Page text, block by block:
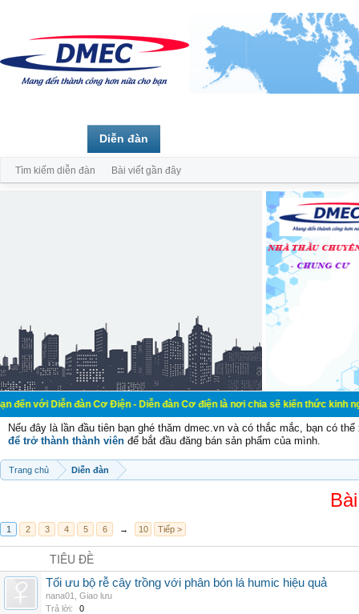
đàn Cơ Điện - Diễn đàn Cơ điện là nơi chia sẽ kiến thức kinh nghiệm
Nếu đây là lần đầu tiên bạn ghé thăm dmec.vn và có thắc mắc, bạn có
để trở thành thành viên để bắt đầu đăng bán sản phẩm của mình.
Trang chủ Diễn đàn
1 2 3 4 5 6 → 10 Tiếp >
TIÊU ĐỀ
Tối ưu bộ rễ cây trồng với phân bón lá humic hiệu quả
nana01
Giao lưu
Trả lời:
0
Diễn đàn
Tìm kiếm diễn đàn Bài viết gần đây